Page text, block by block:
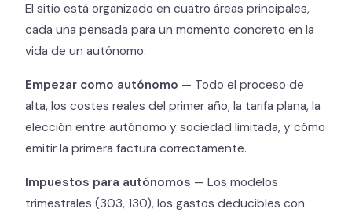
El sitio está organizado en cuatro áreas principales,
cada una pensada para un momento concreto en la
vida de un autónomo:
Empezar como autónomo — Todo el proceso de
alta, los costes reales del primer año, la tarifa plana, la
elección entre autónomo y sociedad limitada, y cómo
emitir la primera factura correctamente.
Impuestos para autónomos — Los modelos
trimestrales (303, 130), los gastos deducibles con